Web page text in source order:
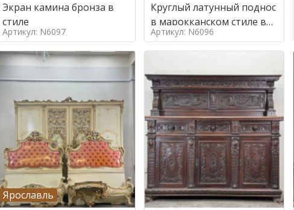
Экран камина бронза в
стиле
Артикул: N6097
Круглый латунный поднос
в марокканском стиле в
стиле
Артикул: N6096
Ярославль